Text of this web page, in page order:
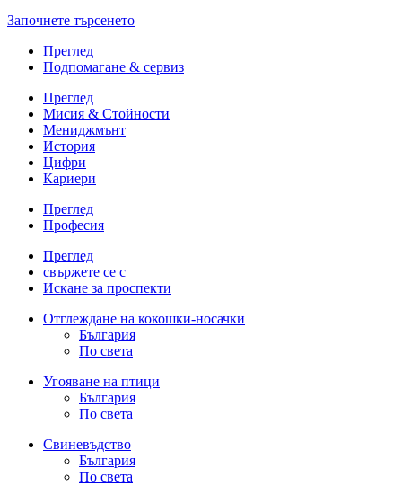
Започнете търсенето
Преглед
Подпомагане & сервиз
Преглед
Мисия & Стойности
Мениджмънт
История
Цифри
Кариери
Преглед
Професия
Преглед
свържете се с
Искане за проспекти
Отглеждане на кокошки-носачки
България
По света
Угояване на птици
България
По света
Свиневъдство
България
По света